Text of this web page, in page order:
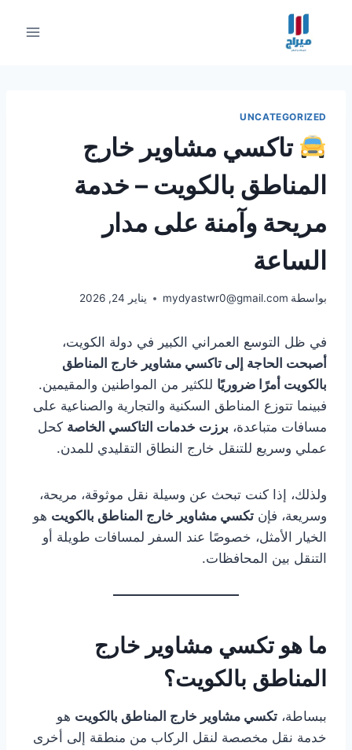
UNCATEGORIZED
تاكسي مشاوير خارج
المناطق بالكويت – خدمة
مريحة وآمنة على مدار
الساعة
بواسطة mydyastwr0@gmail.com يناير 24, 2026
في ظل التوسع العمراني الكبير في دولة الكويت،
أصبحت الحاجة إلى تاكسي مشاوير خارج المناطق
بالكويت أمرًا ضروريًا للكثير من المواطنين والمقيمين.
فبينما تتوزع المناطق السكنية والتجارية والصناعية على
مسافات متباعدة، برزت خدمات التاكسي الخاصة كحل
عملي وسريع للتنقل خارج النطاق التقليدي للمدن.
ولذلك، إذا كنت تبحث عن وسيلة نقل موثوقة، مريحة،
وسريعة، فإن تكسي مشاوير خارج المناطق بالكويت هو
الخيار الأمثل، خصوصًا عند السفر لمسافات طويلة أو
التنقل بين المحافظات.
ما هو تكسي مشاوير خارج
المناطق بالكويت؟
ببساطة، تكسي مشاوير خارج المناطق بالكويت هو
خدمة نقل مخصصة لنقل الركاب من منطقة إلى أخرى